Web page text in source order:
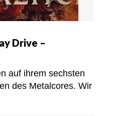
Drive –
auf ihrem sechsten
des Metalcores. Wir